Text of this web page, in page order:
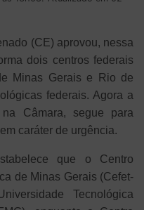
(CE) aprovou, nessa
dois centros federais
Minas Gerais e Rio de
federais. Agora a
Câmara, segue para
caráter de urgência.
que o Centro
de Minas Gerais (Cefet-
Tecnológica